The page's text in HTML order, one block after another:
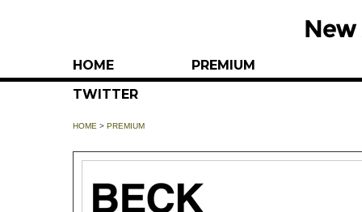
HOME
PREMIUM
TWITTER
HOME > PREMIUM